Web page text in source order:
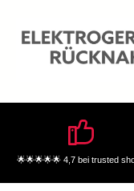
🌟🌟🌟🌟🌟 4,7 bei trusted